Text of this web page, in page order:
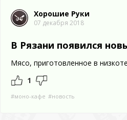
Хорошие Руки
07 декабря 2018
В Рязани появился
Мясо, приготовленное в
1
#моно-кафе #новость